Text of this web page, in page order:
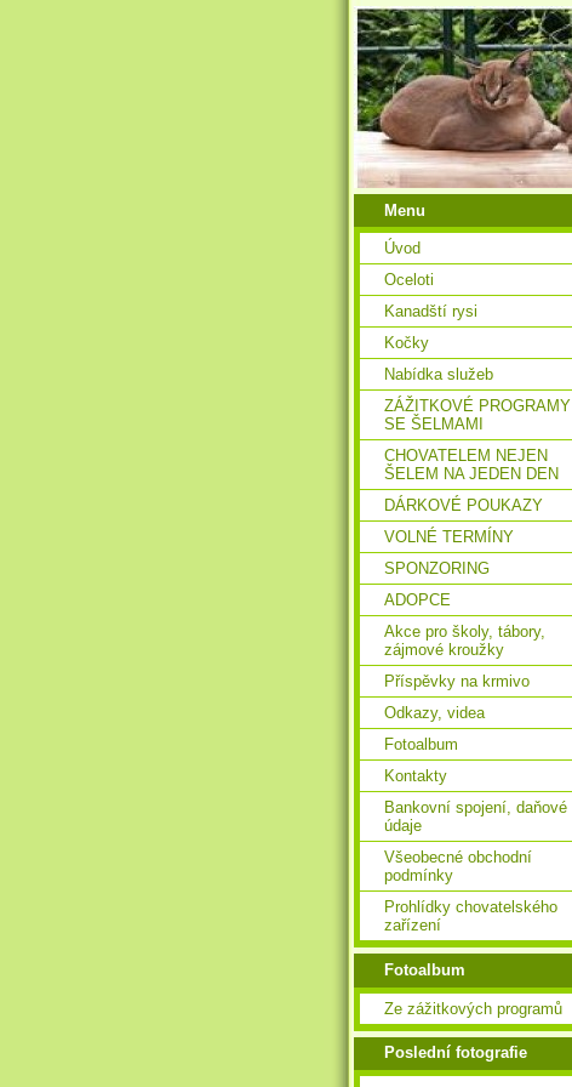
Menu
Úvod
Oceloti
Kanadští rysi
Kočky
Nabídka služeb
ZÁŽITKOVÉ PROGRAMY
SE ŠELMAMI
CHOVATELEM NEJEN
ŠELEM NA JEDEN DEN
DÁRKOVÉ POUKAZY
VOLNÉ TERMÍNY
SPONZORING
ADOPCE
Akce pro školy, tábory,
zájmové kroužky
Příspěvky na krmivo
Odkazy, videa
Fotoalbum
Kontakty
Bankovní spojení, daňové
údaje
Všeobecné obchodní
podmínky
Prohlídky chovatelského
zařízení
Fotoalbum
Ze zážitkových programů
Poslední fotografie